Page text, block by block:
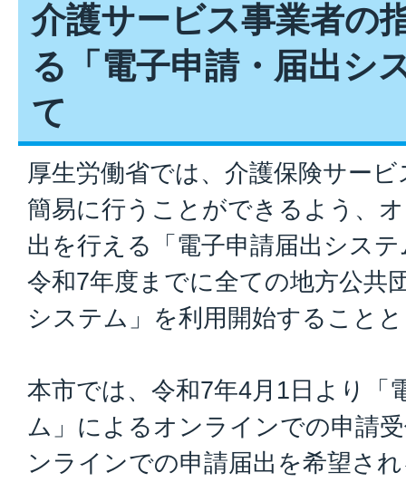
介護サービス事業者の
る「電子申請・届出シ
て
厚生労働省では、介護保険サー
簡易に行うことができるよう、
出を行える「電子申請届出シス
令和7年度までに全ての地方公共
システム」を利用開始すること
本市では、令和7年4月1日より「
ム」によるオンラインでの申請
ンラインでの申請届出を希望さ